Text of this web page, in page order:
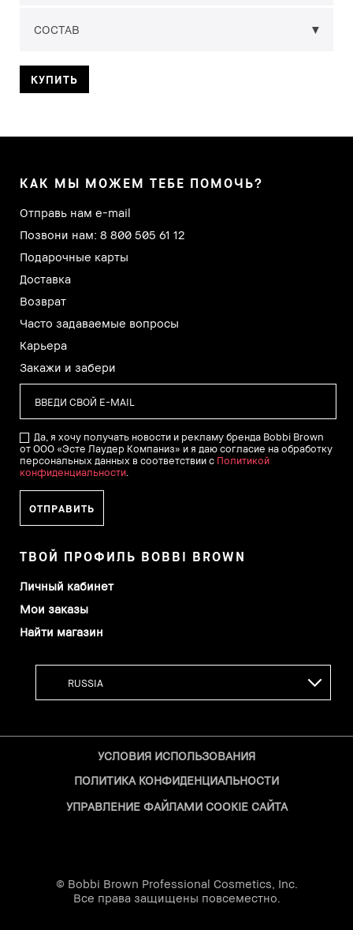
СОСТАВ
КУПИТЬ
КАК МЫ МОЖЕМ ТЕБЕ ПОМОЧЬ?
Отправь нам e-mail
Позвони нам: 8 800 505 61 12
Подарочные карты
Доставка
Возврат
Часто задаваемые вопросы
Карьера
Закажи и забери
Да, я хочу получать новости и рекламу бренда Bobbi Brown
от ООО «Эсте Лаудер Компаниз» и я даю согласие на обработку
персональных данных в соответствии с Политикой
конфиденциальности
ТВОЙ ПРОФИЛЬ BOBBI BROWN
Личный кабинет
Мои заказы
Найти магазин
УСЛОВИЯ ИСПОЛЬЗОВАНИЯ
ПОЛИТИКА КОНФИДЕНЦИАЛЬНОСТИ
УПРАВЛЕНИЕ ФАЙЛАМИ COOKIE САЙТА
© Bobbi Brown Professional Cosmetics, Inc.
Все права защищены повсеместно.